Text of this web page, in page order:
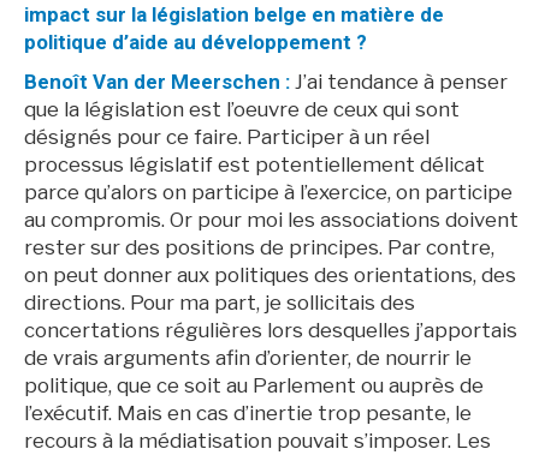
impact sur la législation belge en matière de
politique d’aide au développement ?
Benoît Van der Meerschen : J’ai tendance à penser
que la législation est l’oeuvre de ceux qui sont
désignés pour ce faire. Participer à un réel
processus législatif est potentiellement délicat
parce qu’alors on participe à l’exercice, on participe
au compromis. Or pour moi les associations doivent
rester sur des positions de principes. Par contre,
on peut donner aux politiques des orientations, des
directions. Pour ma part, je sollicitais des
concertations régulières lors desquelles j’apportais
de vrais arguments afin d’orienter, de nourrir le
politique, que ce soit au Parlement ou auprès de
l’exécutif. Mais en cas d’inertie trop pesante, le
recours à la médiatisation pouvait s’imposer. Les